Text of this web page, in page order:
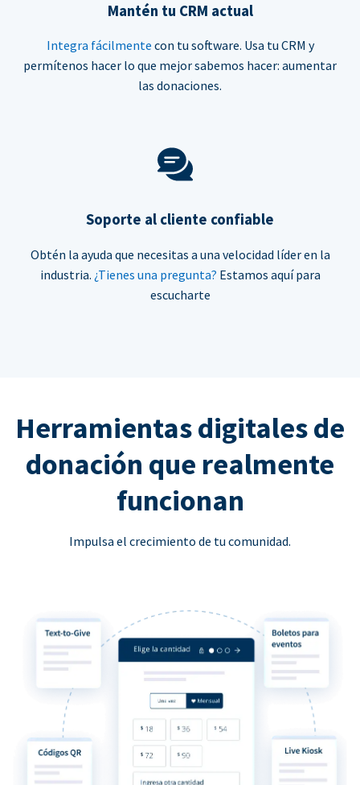
Mantén tu CRM actual
Integra fácilmente con tu software. Usa tu CRM y
permítenos hacer lo que mejor sabemos hacer: aumentar
las donaciones.
Soporte al cliente confiable
Obtén la ayuda que necesitas a una velocidad líder en la
industria. ¿Tienes una pregunta? Estamos aquí para
escucharte
Herramientas digitales de
donación que realmente
funcionan
Impulsa el crecimiento de tu comunidad.